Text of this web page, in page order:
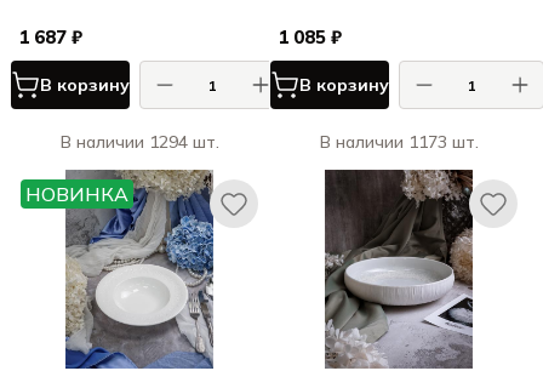
1 687 ₽
В корзину
В наличии 1294 шт.
1 085 ₽
В корзину
В наличии 1173 шт.
НОВИНКА